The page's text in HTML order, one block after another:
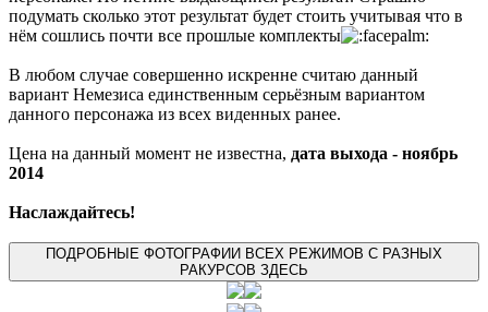
подумать сколько этот результат будет стоить учитывая что в
нём сошлись почти все прошлые комплекты
В любом случае совершенно искренне считаю данный
вариант Немезиса единственным серьёзным вариантом
данного персонажа из всех виденных ранее.
Цена на данный момент не известна, дата выхода - ноябрь
2014
Наслаждайтесь!
ПОДРОБНЫЕ ФОТОГРАФИИ ВСЕХ РЕЖИМОВ С РАЗНЫХ
РАКУРСОВ ЗДЕСЬ